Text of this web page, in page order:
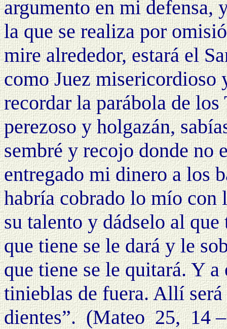
argumento en mi defensa,
la que se realiza por
mire alrededor, estará el
como Juez misericordioso
recordar la parábola de
perezoso y holgazán,
sembré y recojo donde no
entregado mi dinero a los
habría cobrado lo mío con
su talento y dádselo al
que tiene se le dará y le
que tiene se le quitará. Y
tinieblas de fuera. Allí
dientes”. (Mateo 25, 14